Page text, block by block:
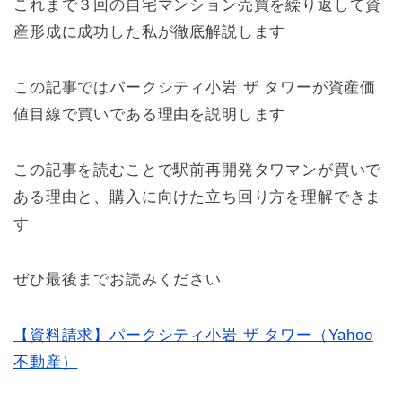
これまで３回の自宅マンション売買を繰り返して資
産形成に成功した私が徹底解説します
この記事ではパークシティ小岩 ザ タワーが資産価
値目線で買いである理由を説明します
この記事を読むことで駅前再開発タワマンが買いで
ある理由と、購入に向けた立ち回り方を理解できま
す
ぜひ最後までお読みください
【資料請求】パークシティ小岩 ザ タワー（Yahoo
不動産）